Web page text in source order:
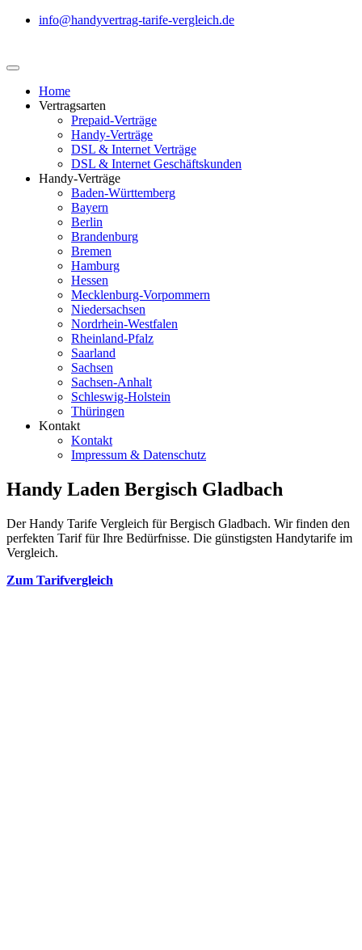
info@handyvertrag-tarife-vergleich.de
Home
Vertragsarten
Prepaid-Verträge
Handy-Verträge
DSL & Internet Verträge
DSL & Internet Geschäftskunden
Handy-Verträge
Baden-Württemberg
Bayern
Berlin
Brandenburg
Bremen
Hamburg
Hessen
Mecklenburg-Vorpommern
Niedersachsen
Nordrhein-Westfalen
Rheinland-Pfalz
Saarland
Sachsen
Sachsen-Anhalt
Schleswig-Holstein
Thüringen
Kontakt
Kontakt
Impressum & Datenschutz
Handy Laden Bergisch Gladbach
Der Handy Tarife Vergleich für Bergisch Gladbach. Wir finden den
perfekten Tarif für Ihre Bedürfnisse. Die günstigsten Handytarife im
Vergleich.
Zum Tarifvergleich